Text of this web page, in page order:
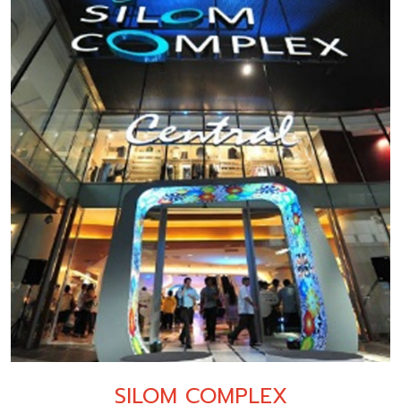
SILOM COMPLEX